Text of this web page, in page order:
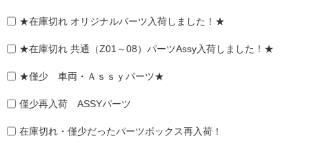
★在庫切れ オリジナルパーツ入荷しました！★
★在庫切れ 共通（Z01～08）パーツAssy入荷しました！★
★僅少 車両・Ａｓｓｙパーツ★
僅少再入荷 ASSYパーツ
在庫切れ・僅少だったパーツボックス再入荷！